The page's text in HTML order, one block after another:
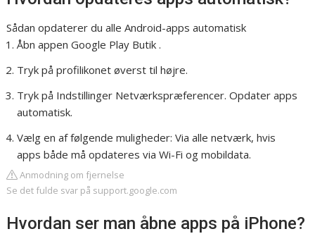
Sådan opdaterer du alle Android-apps automatisk
Åbn appen Google Play Butik .
Tryk på profilikonet øverst til højre.
Tryk på Indstillinger Netværkspræferencer. Opdater apps
automatisk.
Vælg en af følgende muligheder: Via alle netværk, hvis
apps både må opdateres via Wi-Fi og mobildata.
Anmodning om fjernelse
Se det fulde svar på support.google.com
Hvordan ser man åbne apps på iPhone?